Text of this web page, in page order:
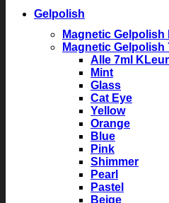
Gelpolish
Magnetic Gelpolish
Magnetic Gelpolish
Alle 7ml
Mint
Glass
Cat Eye
Yellow
Orange
Blue
Pink
Shimmer
Pearl
Pastel
Beige